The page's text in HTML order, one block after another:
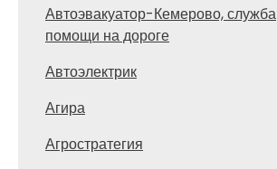
Автоэвакуатор-Кемерово, служба
помощи на дороге
Автоэлектрик
Агира
Агростратегия